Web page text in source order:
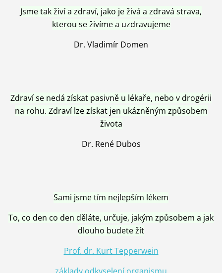
Jsme tak živí a zdraví, jako je živá a zdravá strava,
kterou se živíme a uzdravujeme
Dr. Vladimír Domen
Zdraví se nedá získat pasivně u lékaře, nebo v drogérii
na rohu. Zdraví lze získat jen ukázněným způsobem
života
Dr. René Dubos
Sami jsme tím nejlepším lékem
To, co den co den děláte, určuje, jakým způsobem a jak
dlouho budete žít
Prof. dr. Kurt Tepperwein